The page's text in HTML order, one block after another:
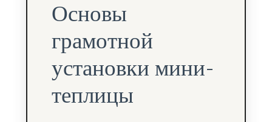
Основы
грамотной
установки мини-
теплицы